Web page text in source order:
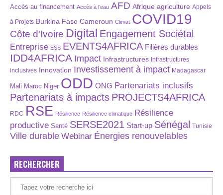
Accès au financement Accès à l’eau AFD Afrique agriculture Appels
à Projets Burkina Faso Cameroun Climat COVID19
Côte d'Ivoire Digital Engagement Sociétal
Entreprise ESS EVENTS4AFRICA Filières durables
IDD4AFRICA Impact Infrastructures Infrastructures
inclusives Innovation Investissement à impact Madagascar
Mali Maroc Niger ODD ONG Partenariats inclusifs
Partenariats à impacts PROJECTS4AFRICA
RDC RSE Résilience Résilience climatique Résilience
productive Santé SERSE2021 Start-up Sénégal Tunisie
Ville durable Webinar Énergies renouvelables
RECHERCHER